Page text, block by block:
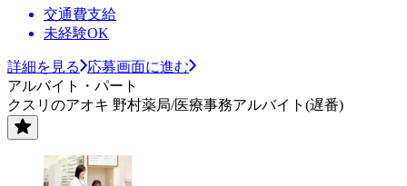
交通費支給
未経験OK
詳細を見る
応募画面に進む
アルバイト・パート
クスリのアオキ 野村薬局/医療事務アルバイト(遅番)